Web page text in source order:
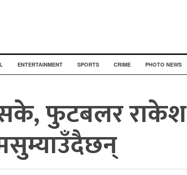
ENTERTAINMENT SPORTS CRIME PHOTO NEWS
फुटबलर राकेश